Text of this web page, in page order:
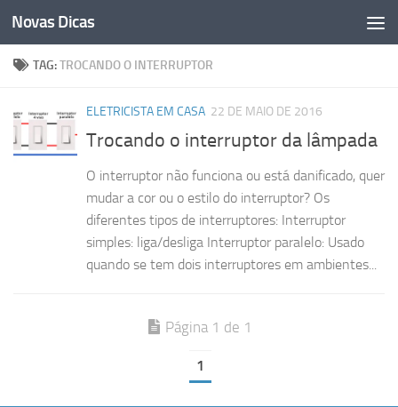
Skip to content
Novas Dicas
TAG:TROCANDO O INTERRUPTOR
ELETRICISTA EM CASA 22 DE MAIO DE 2016
Trocando o interruptor da lâmpada
O interruptor não funciona ou está danificado, quer
mudar a cor ou o estilo do interruptor? Os
diferentes tipos de interruptores: Interruptor
simples: liga/desliga Interruptor paralelo: Usado
quando se tem dois interruptores em ambientes...
Página 1 de 1
1